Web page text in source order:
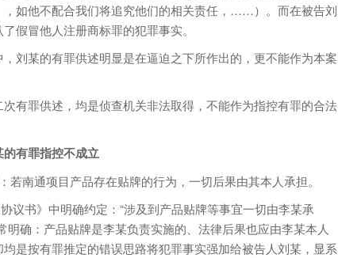
，如他不配合我们将追究他们的相关责任，……）。而在被告刘
假冒他人注册商标罪的犯罪事实。
某的有罪供述明显是在逼迫之下所作出的，更不能作为本案
罪供述，均是侦查机关非法取得，不能作为指控有罪的合法
有罪指控不成立
南通项目产品存在贴牌的行为，一切后果由其本人承担。
书》中明确约定：“涉及到产品贴牌等事宜一切由李某承
明确：产品贴牌是李某负责实施的、法律后果也应由李某本人
是按有罪推定的错误思路将犯罪事实强加给被告人刘某，显系